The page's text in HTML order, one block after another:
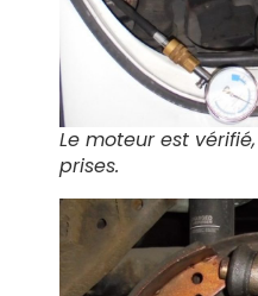
Le moteur est
prises.